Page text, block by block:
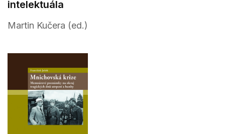
intelektuála
Martin Kučera (ed.)